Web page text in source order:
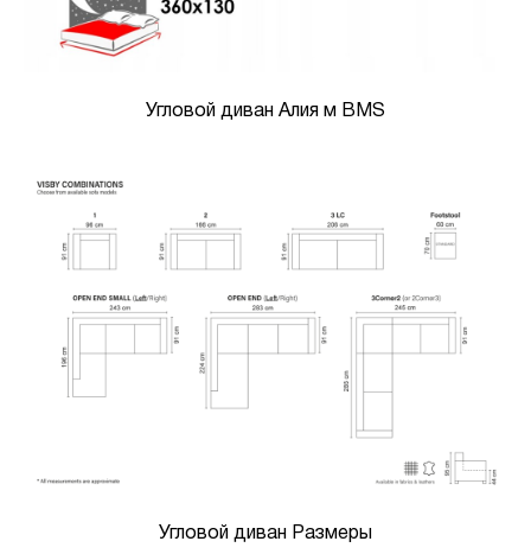
Угловой диван Алия м BMS
Угловой диван Размеры